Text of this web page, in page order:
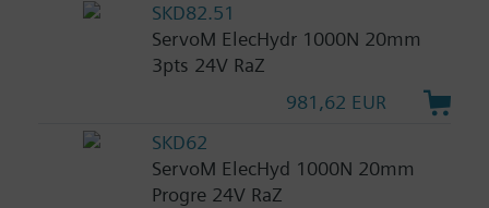
SKD82.51
ServoM ElecHydr 1000N 20mm
3pts 24V RaZ
981,62 EUR
SKD62
ServoM ElecHyd 1000N 20mm
Progre 24V RaZ